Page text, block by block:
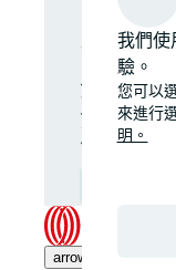
場
全球商
消息、
會，直
arrow_upward
我們使
驗。
您可以
來進行
明。